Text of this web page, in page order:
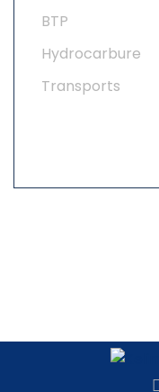
BTP
Hydrocarbure
Transports